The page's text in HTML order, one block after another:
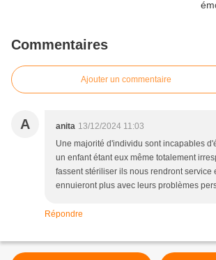
Commentaires
Ajouter un commentaire
A anita 13/12/2024 11:03
Une majorité d'individu sont incapables
un enfant étant eux même totalement
fassent stériliser ils nous rendront service
ennuieront plus avec leurs problèmes
Répondre